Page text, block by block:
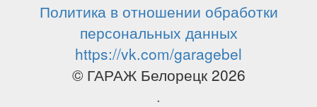
Политика в отношении обработки
персональных данных
https://vk.com/garagebel
© ГАРАЖ Белорецк 2026
.